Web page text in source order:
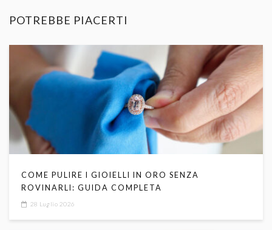
POTREBBE PIACERTI
COME PULIRE I GIOIELLI IN ORO SENZA
ROVINARLI: GUIDA COMPLETA
28 Luglio 2026